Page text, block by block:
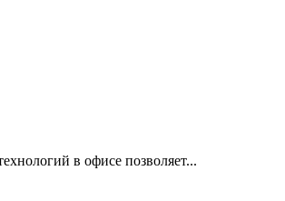
в офисе позволяет...